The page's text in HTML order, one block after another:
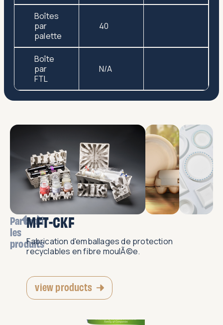
Boîtes
par
palette
40
Boîte
par
FTL
N/A
Parcourir
les
produits
MFT-CKF
Fabrication d'emballages de protection
recyclables en fibre moulÃ©e.
view products